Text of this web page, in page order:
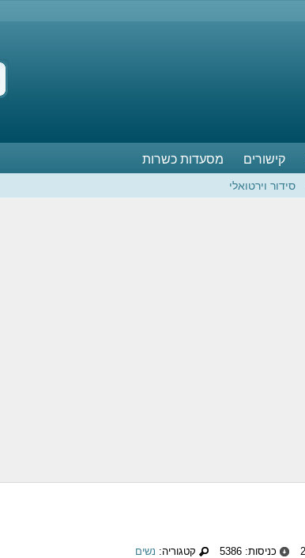
קישורים מסעדות כשרות
סידור וירטואלי
כניסות: 5386 קטגוריה: נשים